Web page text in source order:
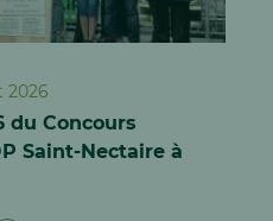
2026
du Concours
Saint-Nectaire à